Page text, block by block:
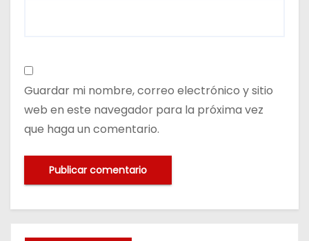
Guardar mi nombre, correo electrónico y sitio
web en este navegador para la próxima vez
que haga un comentario.